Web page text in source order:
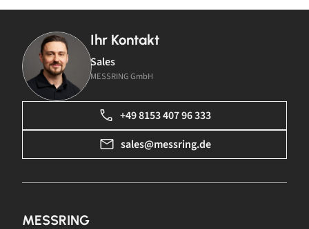
Ihr Kontakt
Sales
MESSRING GmbH
+49 8153 407 96 333
sales@messring.de
MESSRING